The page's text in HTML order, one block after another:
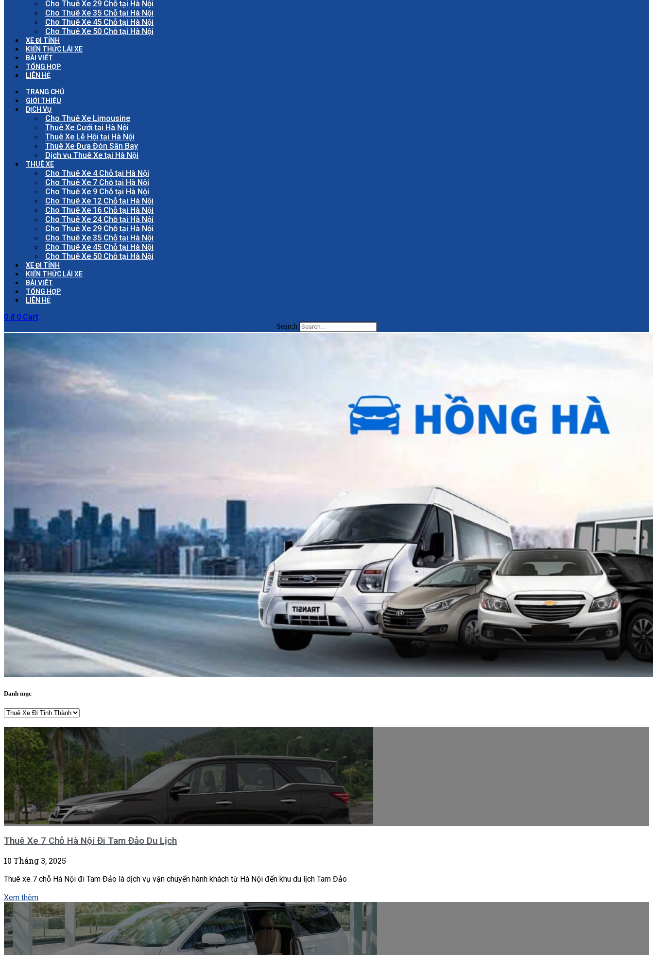
Cho Thuê Xe 29 Chỗ tại Hà Nội
Cho Thuê Xe 35 Chỗ tại Hà Nội
Cho Thuê Xe 45 Chỗ tại Hà Nội
Cho Thuê Xe 50 Chỗ tại Hà Nội
XE ĐI TỈNH
KIẾN THỨC LÁI XE
BÀI VIẾT
TỔNG HỢP
LIÊN HỆ
TRANG CHỦ
GIỚI THIỆU
DỊCH VỤ
Cho Thuê Xe Limousine
Thuê Xe Cưới tại Hà Nội
Thuê Xe Lễ Hội tại Hà Nội
Thuê Xe Đưa Đón Sân Bay
Dịch vụ Thuê Xe tại Hà Nội
THUÊ XE
Cho Thuê Xe 4 Chỗ tại Hà Nội
Cho Thuê Xe 7 Chỗ tại Hà Nội
Cho Thuê Xe 9 Chỗ tại Hà Nội
Cho Thuê Xe 12 Chỗ tại Hà Nội
Cho Thuê Xe 16 Chỗ tại Hà Nội
Cho Thuê Xe 24 Chỗ tại Hà Nội
Cho Thuê Xe 29 Chỗ tại Hà Nội
Cho Thuê Xe 35 Chỗ tại Hà Nội
Cho Thuê Xe 45 Chỗ tại Hà Nội
Cho Thuê Xe 50 Chỗ tại Hà Nội
XE ĐI TỈNH
KIẾN THỨC LÁI XE
BÀI VIẾT
TỔNG HỢP
LIÊN HỆ
0 ₫ 0 Cart
Search
Danh mục
Danh
Thuê Xe 7 Chỗ Hà Nội Đi Tam Đảo Du Lịch
10 Tháng 3, 2025
Thuê xe 7 chỗ Hà Nội đi Tam Đảo là dịch vụ vận chuyển hành khách từ Hà Nội đến khu du lịch Tam Đảo
Xem thêm